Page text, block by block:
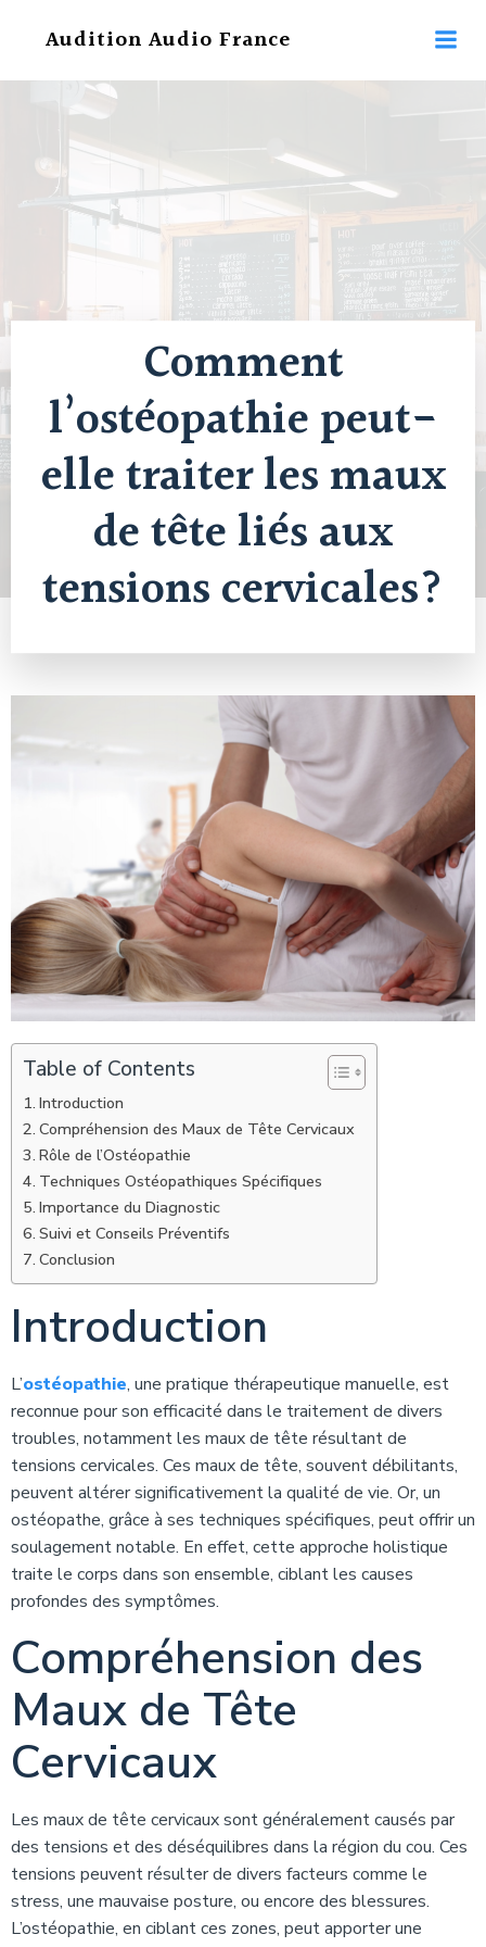
au
Audition Audio France
Comment
l’ostéopathie peut-
elle traiter les maux
de tête liés aux
tensions cervicales?
Table of Contents
Introduction
Compréhension des Maux de Tête Cervicaux
Rôle de l’Ostéopathie
Techniques Ostéopathiques Spécifiques
Importance du Diagnostic
Suivi et Conseils Préventifs
Conclusion
Introduction
L’ostéopathie, une pratique thérapeutique manuelle, est
reconnue pour son efficacité dans le traitement de divers
troubles, notamment les maux de tête résultant de
tensions cervicales. Ces maux de tête, souvent débilitants,
peuvent altérer significativement la qualité de vie. Or, un
ostéopathe, grâce à ses techniques spécifiques, peut offrir un
soulagement notable. En effet, cette approche holistique
traite le corps dans son ensemble, ciblant les causes
profondes des symptômes.
Compréhension des
Maux de Tête
Cervicaux
Les maux de tête cervicaux sont généralement causés par
des tensions et des déséquilibres dans la région du cou. Ces
tensions peuvent résulter de divers facteurs comme le
stress, une mauvaise posture, ou encore des blessures.
L’ostéopathie, en ciblant ces zones, peut apporter une